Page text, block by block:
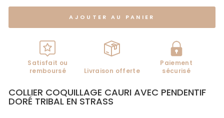
AJOUTER AU PANIER
Satisfait ou
remboursé
Livraison offerte
Paiement
sécurisé
COLLIER COQUILLAGE CAURI AVEC PENDENTIF
DORÉ TRIBAL EN STRASS